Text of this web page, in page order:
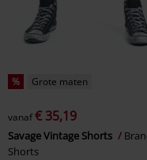
% Grote maten
vanaf€ 35,19
Savage Vintage Shorts
Shorts